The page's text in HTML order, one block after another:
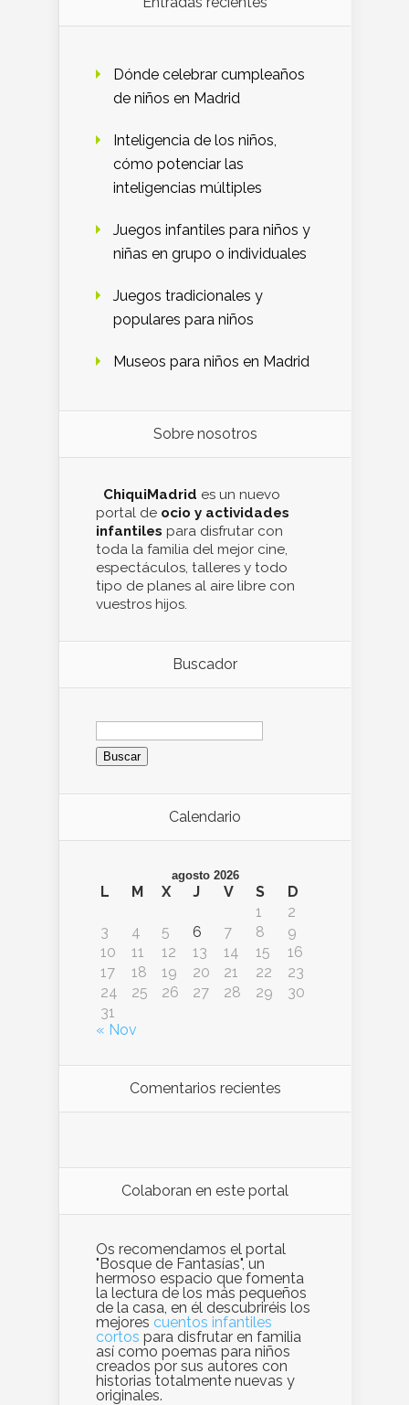
Dónde celebrar cumpleaños
de niños en Madrid
Inteligencia de los niños,
cómo potenciar las
inteligencias múltiples
Juegos infantiles para niños y
niñas en grupo o individuales
Juegos tradicionales y
populares para niños
Museos para niños en Madrid
Sobre nosotros
ChiquiMadrid es un nuevo
portal de ocio y actividades
infantiles para disfrutar con
toda la familia del mejor cine,
espectáculos, talleres y todo
tipo de planes al aire libre con
vuestros hijos.
Buscador
Buscar:
Calendario
agosto 2026
L M X J V S
D
1
2
3
4 5 6 7 8
9
10
11 12 13 14 15
16
17
18 19 20 21 22
23
24
25 26 27 28 29
30
31
« Nov
Comentarios recientes
Colaboran en este portal
Os recomendamos el portal
"Bosque de Fantasías", un
hermoso espacio que fomenta
la lectura de los más pequeños
de la casa, en él descubriréis los
mejores cuentos infantiles
cortos para disfrutar en familia
así como poemas para niños
creados por sus autores con
historias totalmente nuevas y
originales.